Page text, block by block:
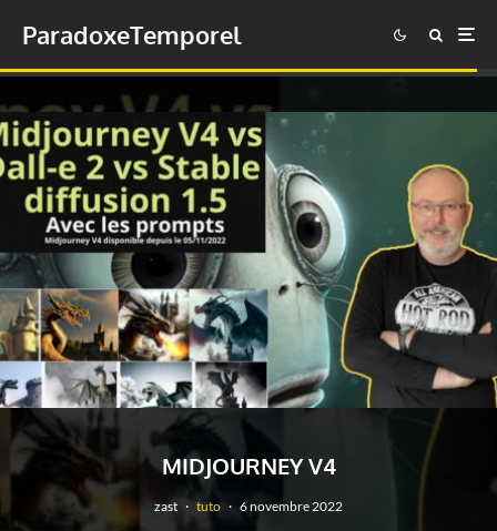
ParadoxeTemporel
MIDJOURNEY V4
zast · tuto · 6 novembre 2022